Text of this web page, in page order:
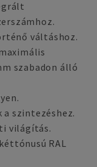
váltáshoz.
szabadon álló
szintezéshez.
világítás.
RAL